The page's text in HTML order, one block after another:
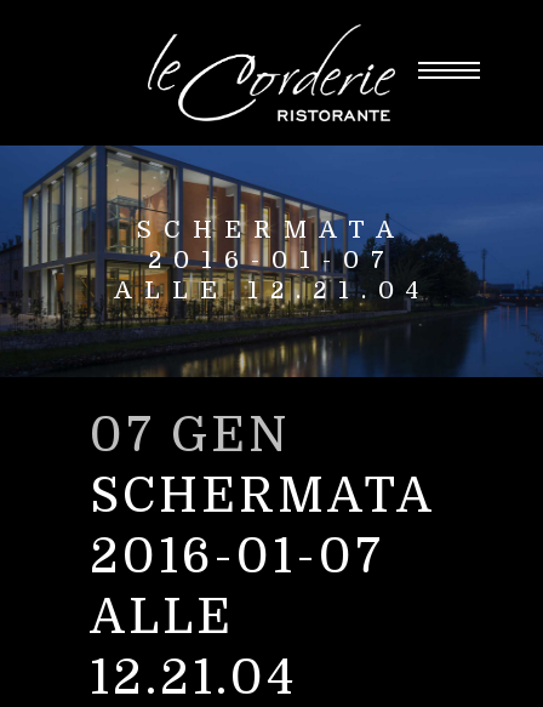
SCHERMATA
2016-01-07
ALLE 12.21.04
07 GEN
SCHERMATA
2016-01-07
ALLE
12.21.04